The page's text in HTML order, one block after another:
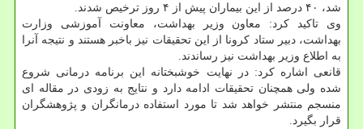
شد، ۴۰ درصد از این بیماران پیش از ۴ روز ترخیص شدند.
وی تاكید كرد: معاون وزیر بهداشت، معاونت آموزشی وزارت
بهداشت، دبیر ستاد كرونا از این تحقیقات نیز باخبر هستند و نتیجه آنرا
به اطلاع وزیر بهداشت نیز رساندند.
قانعی اشاره كرد: در نهایت خوشبختانه این برنامه درمانی شروع
شده ولی همچنان تحقیقات ادامه دارد و نتایج به زودی در مقاله ای
منسجم منتشر خواهد شد تا مورد استفاده درمانگران و پژوهشگران
قرار بگیرد.